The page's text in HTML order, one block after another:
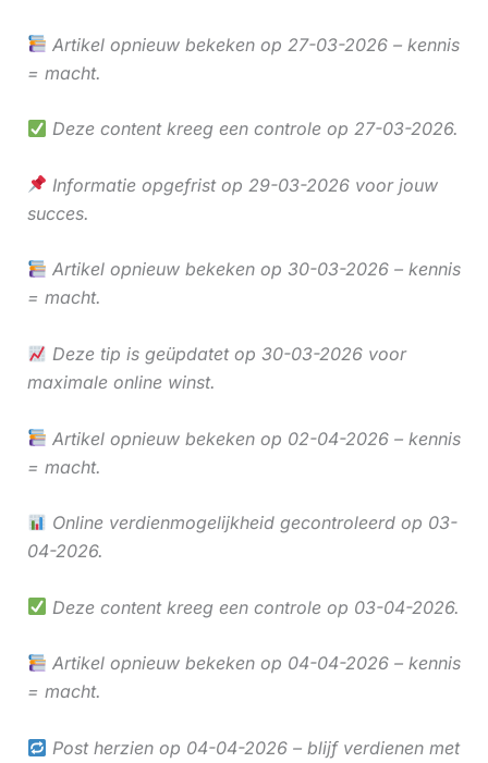
Artikel opnieuw bekeken op 27-03-2026 – kennis
= macht.
Deze content kreeg een controle op 27-03-2026.
Informatie opgefrist op 29-03-2026 voor jouw
succes.
Artikel opnieuw bekeken op 30-03-2026 – kennis
= macht.
Deze tip is geüpdatet op 30-03-2026 voor
maximale online winst.
Artikel opnieuw bekeken op 02-04-2026 – kennis
= macht.
Online verdienmogelijkheid gecontroleerd op 03-
04-2026.
Deze content kreeg een controle op 03-04-2026.
Artikel opnieuw bekeken op 04-04-2026 – kennis
= macht.
Post herzien op 04-04-2026 – blijf verdienen met